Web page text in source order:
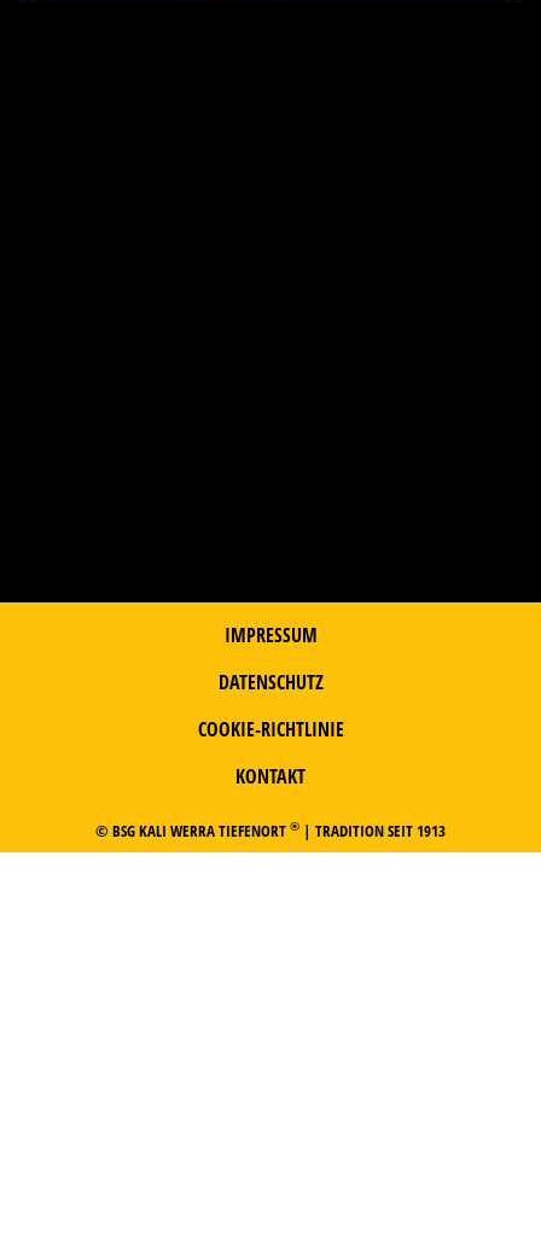
IMPRESSUM
DATENSCHUTZ
COOKIE-RICHTLINIE
KONTAKT
© BSG KALI WERRA TIEFENORT ® | TRADITION SEIT 1913